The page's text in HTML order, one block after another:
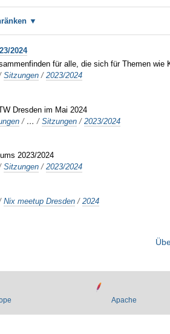
2024
für alle, die sich für Themen
Sitzungen /2023/2024
Dresden im Mai 2024
/ …/Sitzungen /2023/2024
2023/2024
Sitzungen /2023/2024
Nix meetup Dresden /2024
Apache